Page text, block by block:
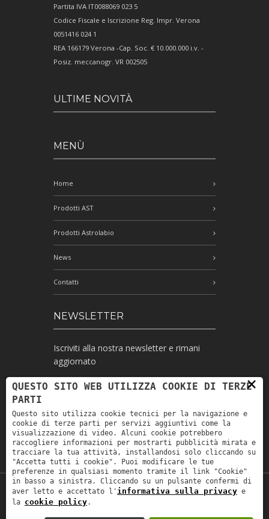
Partita IVA IT0088069 023 5
Codice Fiscale e Iscrizione Reg. Impr. Verona
0051416 024 1
REA 166179 Verona -Cap. Soc. € 10.000.000 i.v. -
Posiz. meccanogr. VR 002505
ULTIME NOVITÀ
MENÙ
Home
Prodotti AST
Prodotti Astrolabio
News
Contatti
NEWSLETTER
Iscriviti alla nostra newsletter e rimani
aggiornato
Ho letto l'informativa e autorizzo il
trattamento dei miei dati personali per le
finalità ivi indicate *
Copyright © 2019Astrolabio. P.IVA:
×
QUESTO SITO WEB UTILIZZA COOKIE DI TERZE
PARTI
Questo sito utilizza cookie tecnici per la navigazione e
cookie di terze parti per servizi aggiuntivi come la
visualizzazione di video. Alcuni cookie potrebbero
raccogliere informazioni per mostrarti pubblicità mirata e
tracciare la tua attività, installandosi solo cliccando su
"Accetta tutti i cookie". Puoi modificare le tue
preferenze in qualsiasi momento tramite il link "Cookie"
in basso a sinistra. Cliccando su un pulsante confermi di
aver letto e accettato l' informativa sulla privacy e
la cookie policy.